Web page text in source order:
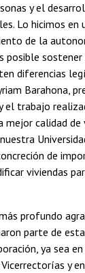
y el
Lo hicimos en
de la
posible
diferencias
Barahona,
el trabajo
mejor calidad
de
viviendas
profundo
parte de
ya sea
y